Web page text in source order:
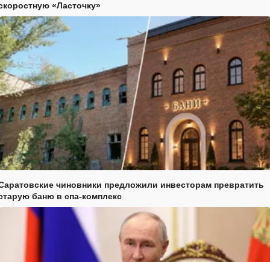
«Ласточку»
чиновники предложили инвесторам превратить
баню в спа-комплекс